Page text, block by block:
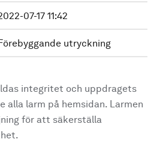
07-17 11:42
utryckning
integritet och uppdragets
alla larm på hemsidan. Larmen
för att säkerställa